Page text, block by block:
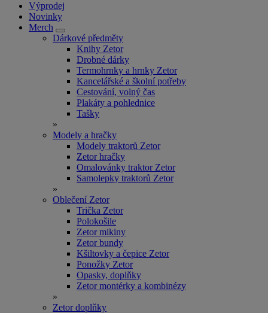
Výprodej
Novinky
Merch
Dárkové předměty
Knihy Zetor
Drobné dárky
Termohrnky a hrnky Zetor
Kancelářské a školní potřeby
Cestování, volný čas
Plakáty a pohlednice
Tašky
»
Modely a hračky
Modely traktorů Zetor
Zetor hračky
Omalovánky traktor Zetor
Samolepky traktorů Zetor
»
Oblečení Zetor
Trička Zetor
Polokošile
Zetor mikiny
Zetor bundy
Kšiltovky a čepice Zetor
Ponožky Zetor
Opasky, doplňky
Zetor montérky a kombinézy
»
Zetor doplňky